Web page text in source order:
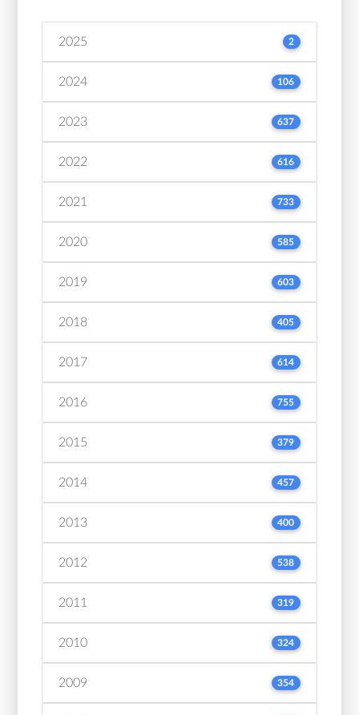
2025 2
2024 106
2023 637
2022 616
2021 733
2020 585
2019 603
2018 405
2017 614
2016 755
2015 379
2014 457
2013 400
2012 538
2011 319
2010 324
2009 354